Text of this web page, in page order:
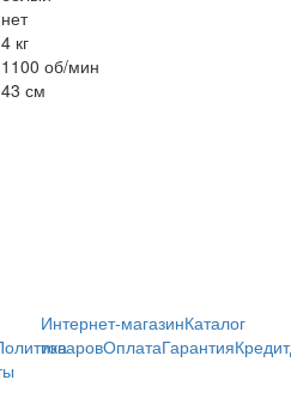
нет
4 кг
1100 об/мин
43 см
Интернет-магазинКаталог
товаровОплатаГарантияКредит